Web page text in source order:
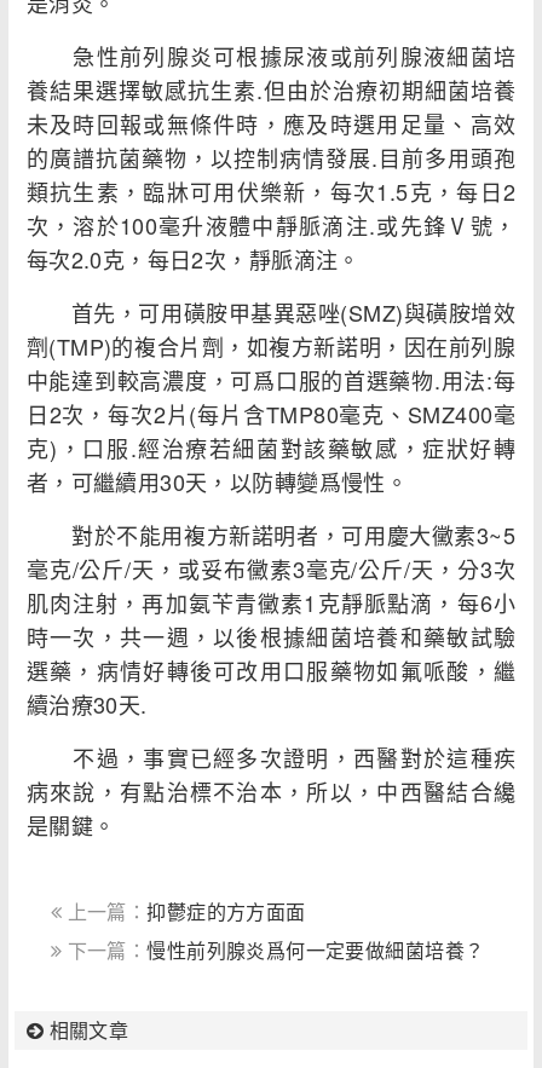
急性前列腺炎可根據尿液或前列腺液細菌培
養結果選擇敏感抗生素.但由於治療初期細菌培養
未及時回報或無條件時，應及時選用足量、高效
的廣譜抗菌藥物，以控制病情發展.目前多用頭孢
類抗生素，臨牀可用伏樂新，每次1.5克，每日2
次，溶於100毫升液體中靜脈滴注.或先鋒Ⅴ號，
每次2.0克，每日2次，靜脈滴注。
首先，可用磺胺甲基異惡唑(SMZ)與磺胺增效
劑(TMP)的複合片劑，如複方新諾明，因在前列腺
中能達到較高濃度，可爲口服的首選藥物.用法:每
日2次，每次2片(每片含TMP80毫克、SMZ400毫
克)，口服.經治療若細菌對該藥敏感，症狀好轉
者，可繼續用30天，以防轉變爲慢性。
對於不能用複方新諾明者，可用慶大黴素3~5
毫克/公斤/天，或妥布黴素3毫克/公斤/天，分3次
肌肉注射，再加氨苄青黴素1克靜脈點滴，每6小
時一次，共一週，以後根據細菌培養和藥敏試驗
選藥，病情好轉後可改用口服藥物如氟哌酸，繼
續治療30天.
不過，事實已經多次證明，西醫對於這種疾
病來說，有點治標不治本，所以，中西醫結合纔
是關鍵。
上一篇：抑鬱症的方方面面
下一篇：慢性前列腺炎爲何一定要做細菌培養？
相關文章